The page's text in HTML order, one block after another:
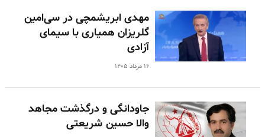
مهدی ابریشمچی در سی‌امین
گلریزان همیاری با سیمای
آزادی
۱۶ مرداد ۱۴۰۵
جاودانگی و درگذشت مجاهد
والا حسین شریعتی